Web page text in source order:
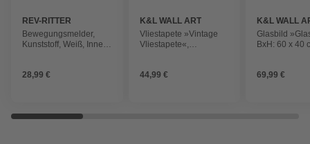
REV-RITTER
Bewegungsmelder,
Kunststoff, Weiß, Innen,
min
28,99 €
K&L WALL ART
Vliestapete »Vintage
Vliestapete«,
44,99 €
K&L WALL
Glasbild
BxH: 60 x 40
69,99 €